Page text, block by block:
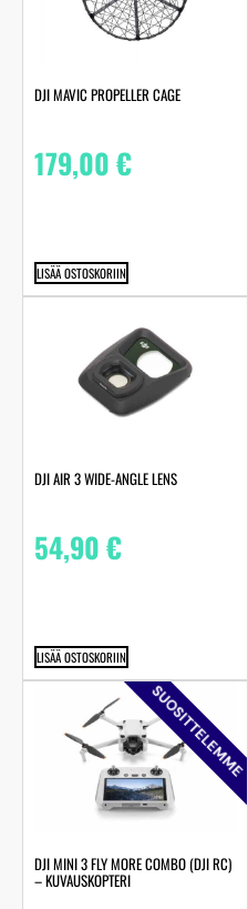
DJI MAVIC PROPELLER CAGE
179,00€
LISÄÄ OSTOSKORIIN
DJI AIR 3 WIDE-ANGLE LENS
54,90€
LISÄÄ OSTOSKORIIN
SUOSITTELEMME
DJI MINI 3 FLY MORE COMBO (DJI RC)
– KUVAUSKOPTERI